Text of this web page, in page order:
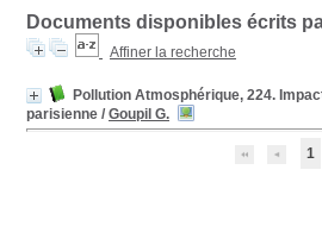
Documents disponibles écrits
Affiner la recherche
Pollution Atmosphérique, 224.
parisienne / Goupil G.
1